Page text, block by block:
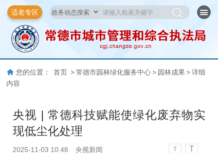
适老专区
您的位置： 首页 > 常德市园林绿化服务中心 > 园林成果 > 详细
内容
央视 | 常德科技赋能使绿化废弃物实
现低尘化处理
2025-11-03 10:48 央视新闻 T T